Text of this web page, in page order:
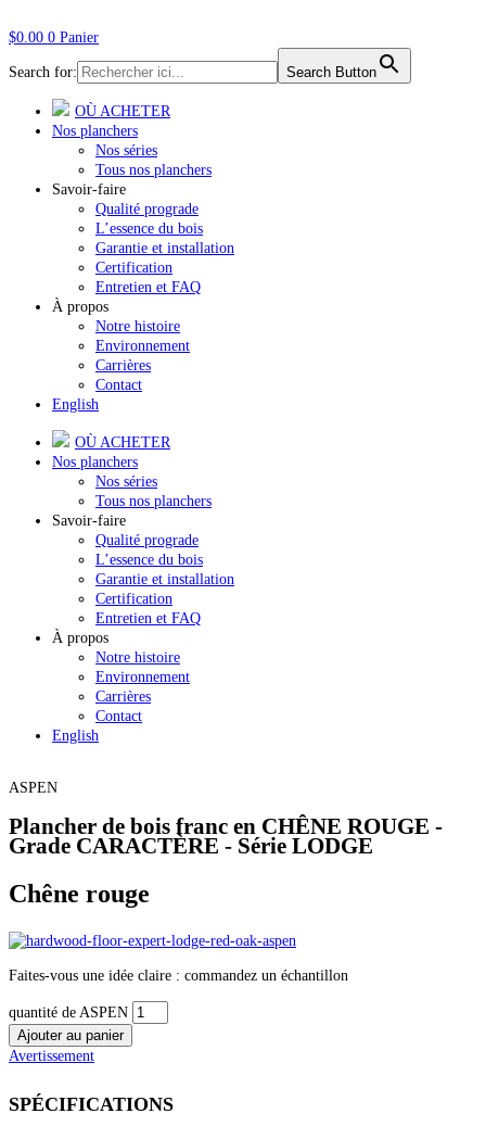
$0.00 0 Panier
Search for: Search Button
OÙ ACHETER
Nos planchers
Nos séries
Tous nos planchers
Savoir-faire
Qualité prograde
L’essence du bois
Garantie et installation
Certification
Entretien et FAQ
À propos
Notre histoire
Environnement
Carrières
Contact
English
OÙ ACHETER
Nos planchers
Nos séries
Tous nos planchers
Savoir-faire
Qualité prograde
L’essence du bois
Garantie et installation
Certification
Entretien et FAQ
À propos
Notre histoire
Environnement
Carrières
Contact
English
ASPEN
Plancher de bois franc en CHÊNE ROUGE -
Grade CARACTÈRE - Série LODGE
Chêne rouge
Faites-vous une idée claire : commandez un échantillon
quantité de ASPEN
Ajouter au panier
Avertissement
SPÉCIFICATIONS